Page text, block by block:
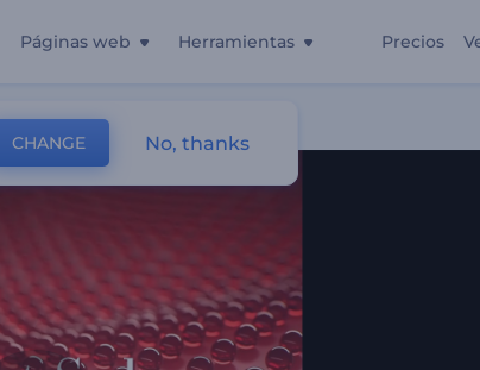
Páginas web Herramientas Precios
CHANGE No, thanks